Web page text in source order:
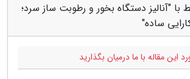
با "آنالیز دستگاه بخور و رطوبت ساز سرد؛
ساده"
این مقاله با ما درمیان بگذارید